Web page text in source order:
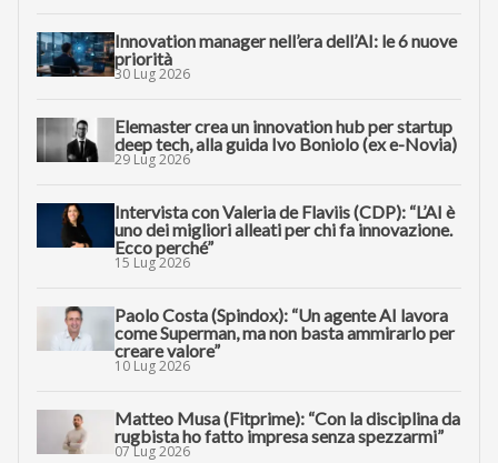
Innovation manager nell’era dell’AI: le 6 nuove
priorità
30 Lug 2026
Elemaster crea un innovation hub per startup
deep tech, alla guida Ivo Boniolo (ex e-Novia)
29 Lug 2026
Intervista con Valeria de Flaviis (CDP): “L’AI è
uno dei migliori alleati per chi fa innovazione.
Ecco perché”
15 Lug 2026
Paolo Costa (Spindox): “Un agente AI lavora
come Superman, ma non basta ammirarlo per
creare valore”
10 Lug 2026
Matteo Musa (Fitprime): “Con la disciplina da
rugbista ho fatto impresa senza spezzarmi”
07 Lug 2026